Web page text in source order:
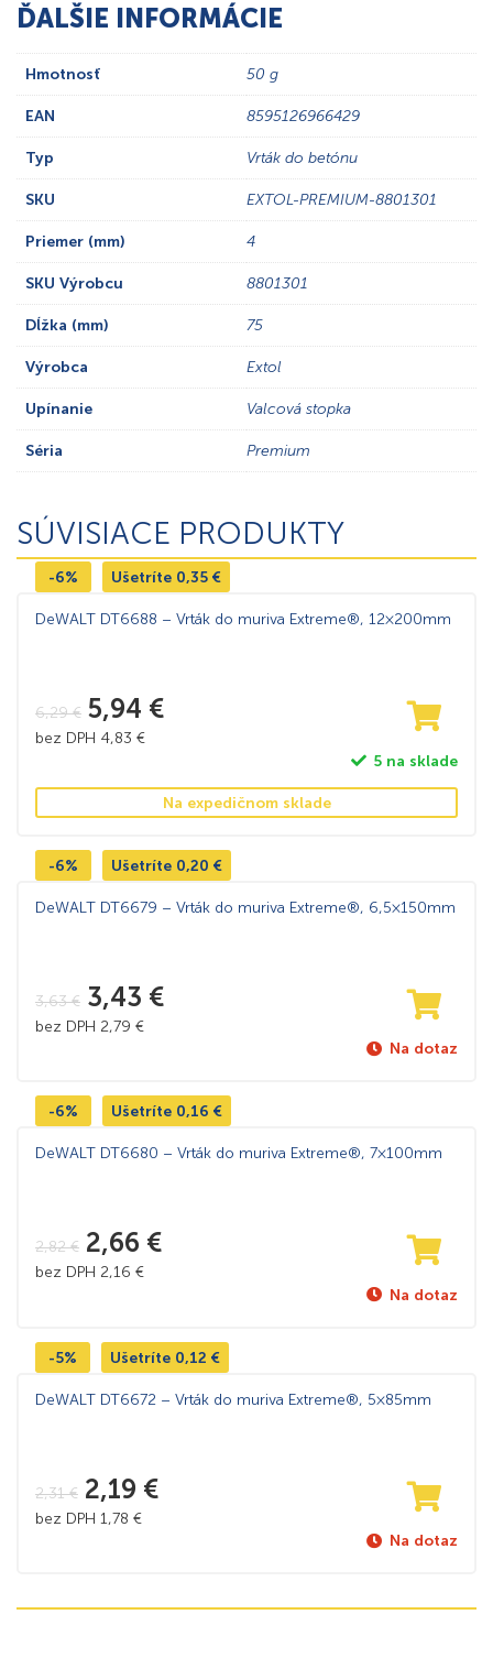
ĎALŠIE INFORMÁCIE
Hmotnosť 50 g
EAN 8595126966429
Typ Vrták do betónu
SKU EXTOL-PREMIUM-8801301
Priemer (mm) 4
SKU Výrobcu 8801301
Dĺžka (mm) 75
Výrobca Extol
Upínanie Valcová stopka
Séria Premium
SÚVISIACE PRODUKTY
-6% Ušetríte 0,35 €
DeWALT DT6688 – Vrták do muriva Extreme®, 12×200mm
6,29€ 5,94 €
bez DPH 4,83 €
5 na sklade
Na expedičnom sklade
-6% Ušetríte 0,20 €
DeWALT DT6679 – Vrták do muriva Extreme®, 6,5×150mm
3,63€ 3,43 €
bez DPH 2,79 €
Na dotaz
-6% Ušetríte 0,16 €
DeWALT DT6680 – Vrták do muriva Extreme®, 7×100mm
2,82€ 2,66 €
bez DPH 2,16 €
Na dotaz
-5% Ušetríte 0,12 €
DeWALT DT6672 – Vrták do muriva Extreme®, 5×85mm
2,31€ 2,19 €
bez DPH 1,78 €
Na dotaz